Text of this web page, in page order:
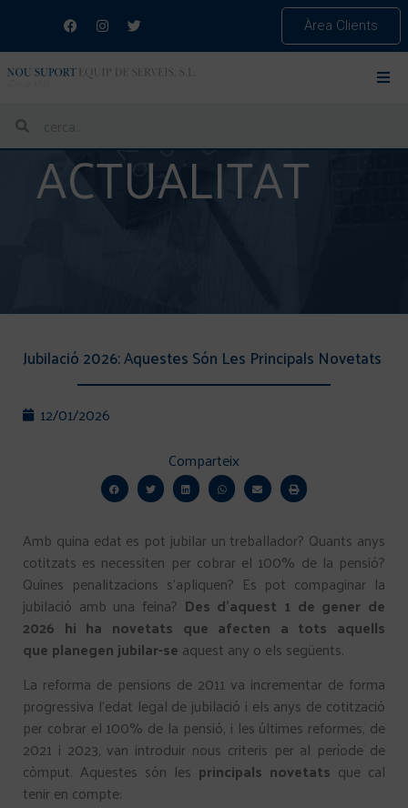
Àrea Clients
ACTUALITAT
Jubilació 2026: Aquestes Són Les Principals Novetats
12/01/2026
Comparteix
Amb quina edat es pot jubilar un treballador? Quants anys
cotitzats es necessiten per cobrar el 100% de la pensió?
Quines penalitzacions s’apliquen? Es pot compaginar la
jubilació amb una feina? Des d’aquest 1 de gener de
2026 hi ha novetats que afecten a tots aquells
que planegen jubilar-se aquest any o els següents.
La reforma de pensions de 2011 va incrementar de forma
progressiva l’edat legal de jubilació i els anys de cotització
per cobrar el 100% de la pensió, i les últimes reformes, de
2021 i 2023, van introduir nous criteris per al període de
còmput. Aquestes són les principals novetats que cal
tenir en compte: